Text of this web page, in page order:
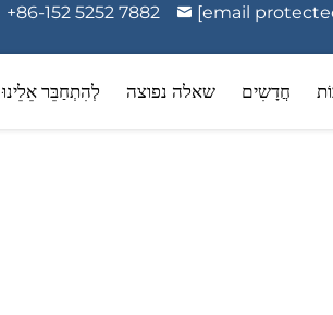
+86-152 5252 7882 [email
חֲדָשִים שאלה נפוצה לְהִתְחַבֵּר אֵלֵינוּ